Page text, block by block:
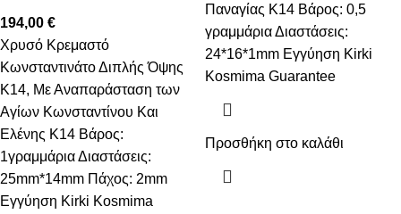
194,00 €
Χρυσό Κρεμαστό
Κωνσταντινάτο Διπλής Όψης
K14, Με Αναπαράσταση των
Αγίων Κωνσταντίνου Και
Ελένης Κ14 Βάρος:
1γραμμάρια Διαστάσεις:
25mm*14mm Πάχος: 2mm
Εγγύηση Kirki Kosmima
Παναγίας Κ14 Βάρος: 0,5
γραμμάρια Διαστάσεις:
24*16*1mm Εγγύηση Kirki
Kosmima Guarantee
Προσθήκη στο καλάθι